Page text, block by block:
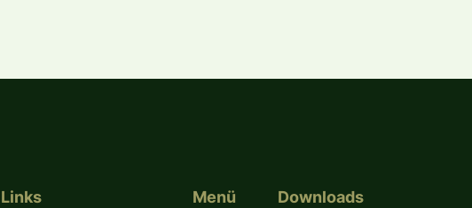
Links Menü Downloads